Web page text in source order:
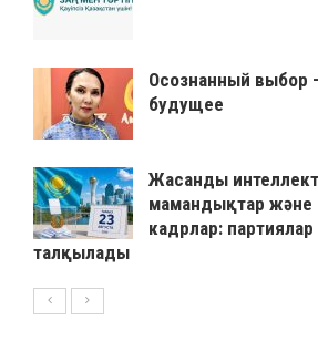
Осознанный выбор
будущее
Жасанды
мамандықтар және
кадрлар: партиялар
талқылады